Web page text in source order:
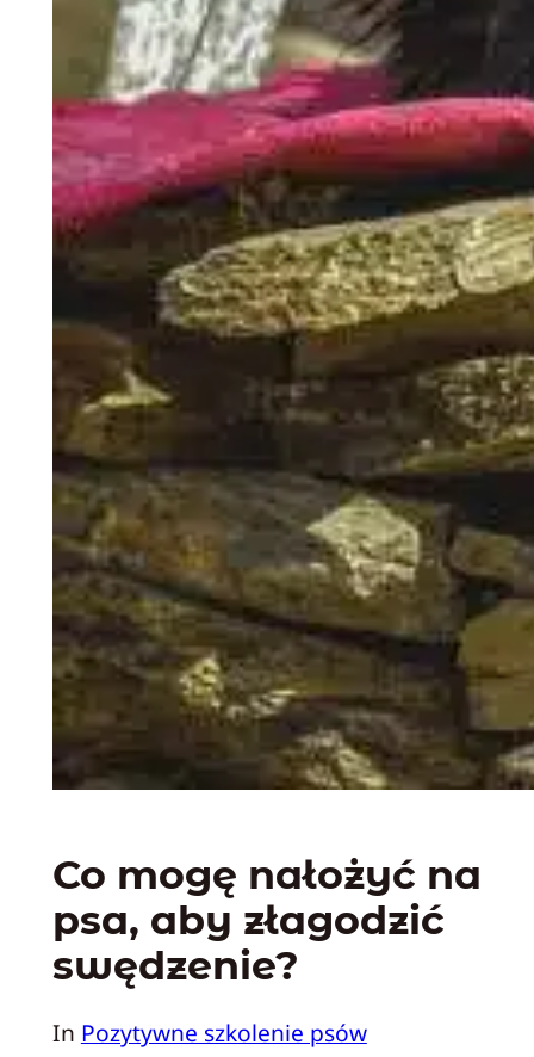
Co mogę nałożyć na
psa, aby złagodzić
swędzenie?
In Pozytywne szkolenie psów